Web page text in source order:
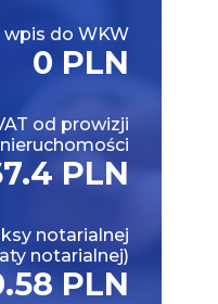
do WKW
0 PLN
od prowizji
PLN
notarialnej
notarialnej)
PLN